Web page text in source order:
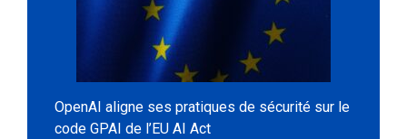
OpenAI aligne ses pratiques de sécurité sur le
code GPAI de l’EU AI Act